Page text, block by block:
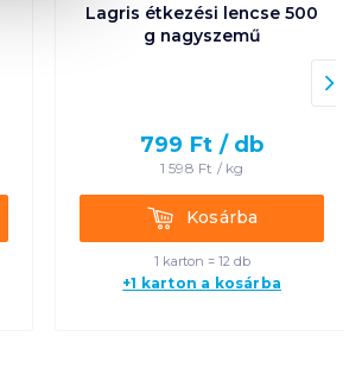
Lagris étkezési lencse 500
g nagyszemű
799 Ft / db
1 598 Ft / kg
KosárbaKosárba
1 karton = 12 db
+1 karton a kosárba